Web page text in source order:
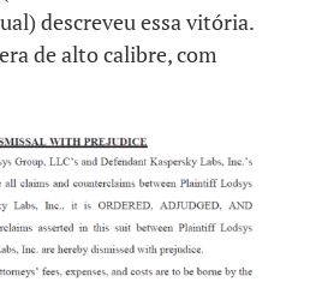
descreveu essa vitória.
de alto calibre, com